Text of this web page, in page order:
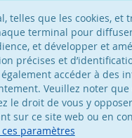
que les cookies, et
terminal pour
et développer et
précises et
accéder à des
Veuillez noter
droit de vous y
sur ce site web ou en
paramètres